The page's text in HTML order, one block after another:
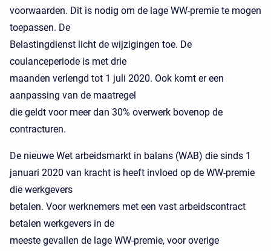
voorwaarden. Dit is nodig om de lage WW-premie te mogen
toepassen. De
Belastingdienst licht de wijzigingen toe. De
coulanceperiode is met drie
maanden verlengd tot 1 juli 2020. Ook komt er een
aanpassing van de maatregel
die geldt voor meer dan 30% overwerk bovenop de
contracturen.
De nieuwe Wet arbeidsmarkt in balans (WAB) die sinds 1
januari 2020 van kracht is heeft invloed op de WW-premie
die werkgevers
betalen. Voor werknemers met een vast arbeidscontract
betalen werkgevers in de
meeste gevallen de lage WW-premie, voor overige